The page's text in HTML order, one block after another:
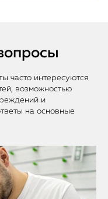
часто интересуются
возможностью
и
на основные